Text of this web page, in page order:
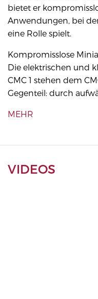
bietet er
Anwendungen, bei
eine Rolle spielt.
Kompromisslose
Die elektrischen und
CMC 1 stehen dem
Gegenteil: durch
MEHR
VIDEOS